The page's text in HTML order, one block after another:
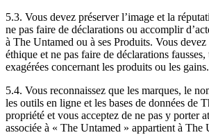
5.3. Vous devez préserver l’image et la
ne pas faire de déclarations ou accomplir
à The Untamed ou à ses Produits. Vous
éthique et ne pas faire de déclarations fausses,
exagérées concernant les produits ou les gains.
5.4. Vous reconnaissez que les marques, le
les outils en ligne et les bases de données de
propriété et vous acceptez de ne pas y porter
associée à « The Untamed » appartient à The